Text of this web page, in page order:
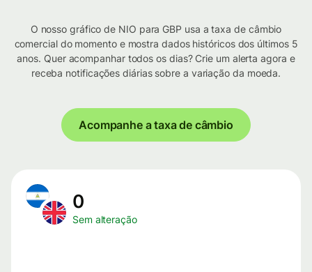
O nosso gráfico de NIO para GBP usa a taxa de câmbio
comercial do momento e mostra dados históricos dos últimos 5
anos. Quer acompanhar todos os dias? Crie um alerta agora e
receba notificações diárias sobre a variação da moeda.
Acompanhe a taxa de câmbio
0
Sem alteração